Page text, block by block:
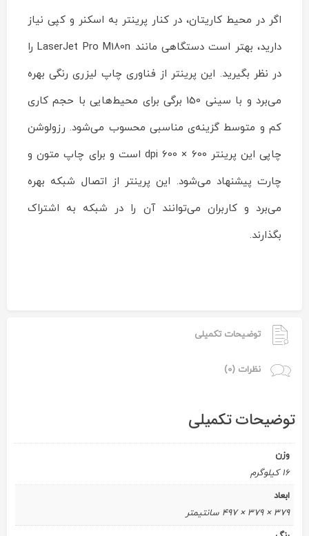
اگر در محیط کاریتان، در کنار پرینتر به اسکنر و کپی نیاز
دارید، بهتر است دستگاهی مانند LaserJet Pro M180n را
در نظر بگیرید. این پرینتر از فناوری چاپ لیزری رنگی بهره
می‌برد و با سینی 150 برگی برای محیط‌هایی با حجم کاری
کم و متوسط گزینه‌ی مناسبی محسوب می‌شود. رزولوشن
چاپی این پرینتر 600 × 600 dpi است و برای چاپ متون و
چارت پیشنهاد می‌شود. این پرینتر از اتصال شبکه بهره
می‌برد و کاربران می‌توانند آن را در شبکه به اشتراک
بگذارند.
توضیحات تکمیلی
نظرات (0)
توضیحات تکمیلی
وزن
16 کیلوگرم
ابعاد
379 × 379 × 497 سانتیمتر